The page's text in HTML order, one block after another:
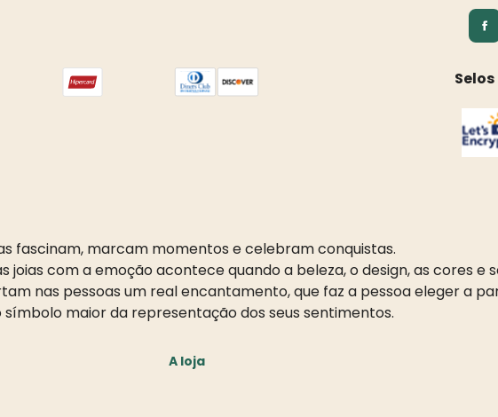
fascinam, marcam momentos e celebram conquistas.
joias com a emoção acontece quando a beleza, o design, as cores e
nas pessoas um real encantamento, que faz a pessoa eleger a
símbolo maior da representação dos seus sentimentos.
A loja